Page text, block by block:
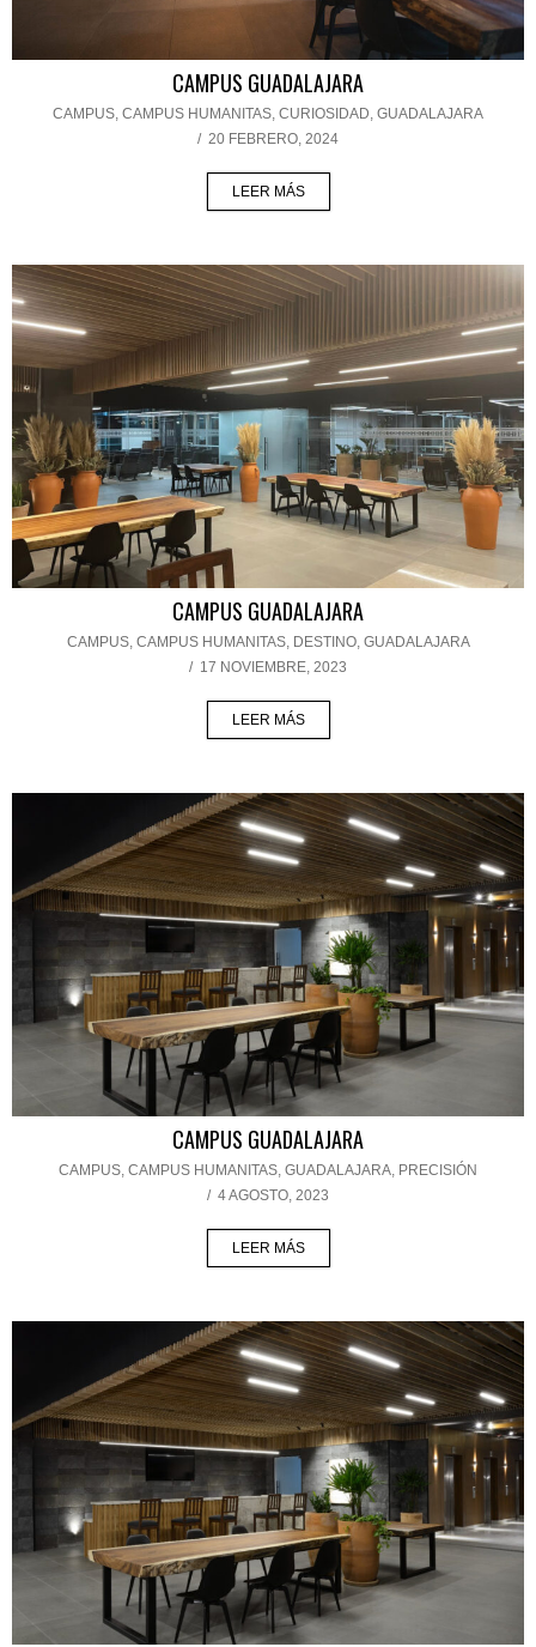
CAMPUS GUADALAJARA
CAMPUS, CAMPUS HUMANITAS, CURIOSIDAD, GUADALAJARA
/ 20 FEBRERO, 2024
LEER MÁS
CAMPUS GUADALAJARA
CAMPUS, CAMPUS HUMANITAS, DESTINO, GUADALAJARA
/ 17 NOVIEMBRE, 2023
LEER MÁS
CAMPUS GUADALAJARA
CAMPUS, CAMPUS HUMANITAS, GUADALAJARA, PRECISIÓN
/ 4 AGOSTO, 2023
LEER MÁS